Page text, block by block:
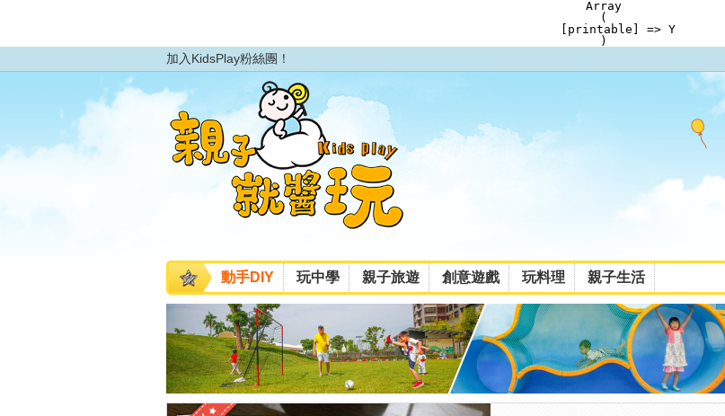
Array
(
    [printable] => Y
加入KidsPlay粉絲團！
動手DIY 玩中學 親子旅遊 創意遊戲 玩料理 親子生活